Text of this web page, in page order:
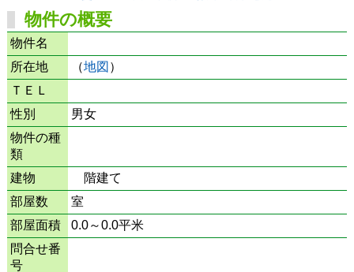
物件の概要
物件名
所在地
（地図 ）
ＴＥＬ
性別
男女
物件の種
類
建物
階建て
部屋数
室
部屋面積
0.0～0.0平米
問合せ番
号